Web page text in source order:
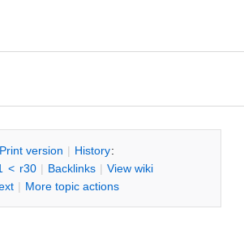
Print version | History:
< r30 | Backlinks | View wiki
| More topic actions